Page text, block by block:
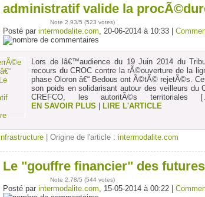
administratif valide la
Note 2.93/5 (523 votes)
Posté par intermodalite.com, 20-06-2014 à 10:33 |
Lors de lâ€™audience du 19 Juin 2014 du
recours du CROC contre la rÃ©ouverture de la
phase Oloron â€“ Bedous ont Ã©tÃ© rejetÃ©s.
son poids en solidarisant autour des veilleurs du
CREFCO, les autoritÃ©s territoriales
EN SAVOIR PLUS
LIRE L'ARTICLE
Infrastructure | Origine de l'article : intermodalite.com
Le "gouffre financier" des
Note 2.78/5 (544 votes)
Posté par intermodalite.com, 15-05-2014 à 00:22 |